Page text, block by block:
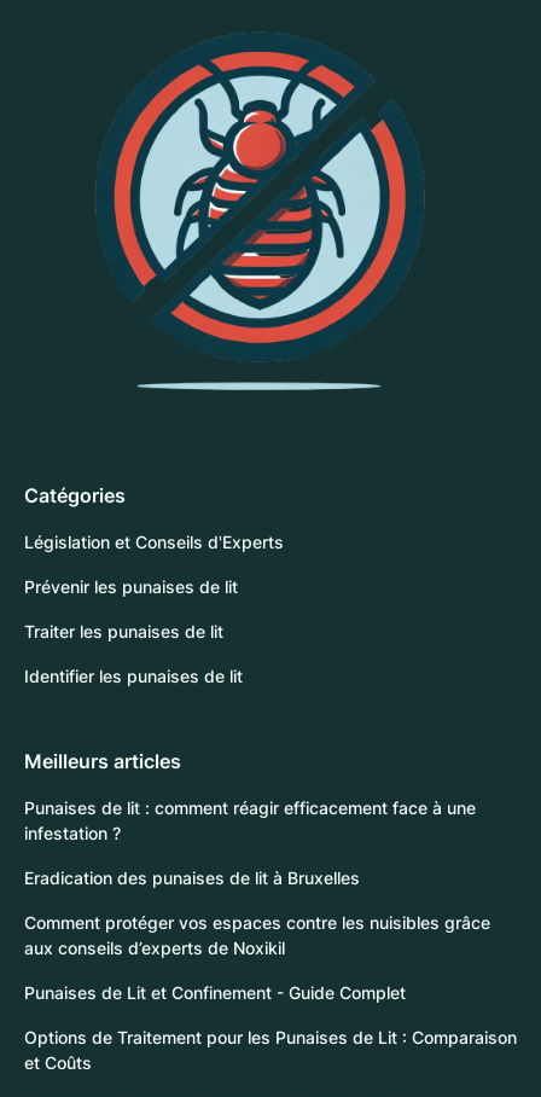
Catégories
Législation et Conseils d'Experts
Prévenir les punaises de lit
Traiter les punaises de lit
Identifier les punaises de lit
Meilleurs articles
Punaises de lit : comment réagir efficacement face à une
infestation ?
Eradication des punaises de lit à Bruxelles
Comment protéger vos espaces contre les nuisibles grâce
aux conseils d’experts de Noxikil
Punaises de Lit et Confinement - Guide Complet
Options de Traitement pour les Punaises de Lit : Comparaison
et Coûts